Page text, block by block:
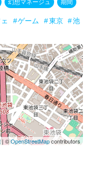
幻想マネージュ 期間
ゲーム 東京
池
| ©OpenStreetMapcontributors